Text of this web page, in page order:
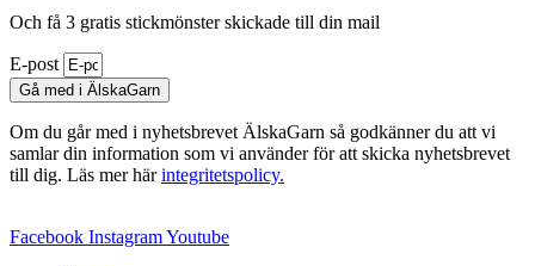
Och få 3 gratis stickmönster skickade till din mail
E-post
Gå med i ÄlskaGarn
Om du går med i nyhetsbrevet ÄlskaGarn så godkänner du att vi
samlar din information som vi använder för att skicka nyhetsbrevet
till dig. Läs mer härintegritetspolicy.
Facebook InstagramYoutube